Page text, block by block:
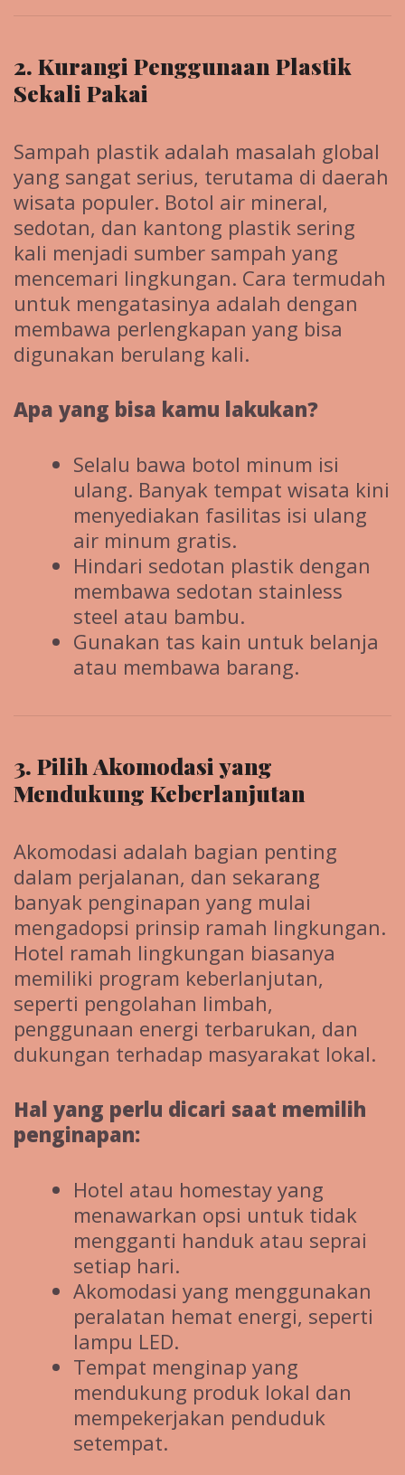
2. Kurangi Penggunaan Plastik
Sekali Pakai
Sampah plastik adalah masalah global
yang sangat serius, terutama di daerah
wisata populer. Botol air mineral,
sedotan, dan kantong plastik sering
kali menjadi sumber sampah yang
mencemari lingkungan. Cara termudah
untuk mengatasinya adalah dengan
membawa perlengkapan yang bisa
digunakan berulang kali.
Apa yang bisa kamu lakukan?
Selalu bawa botol minum isi
ulang. Banyak tempat wisata kini
menyediakan fasilitas isi ulang
air minum gratis.
Hindari sedotan plastik dengan
membawa sedotan stainless
steel atau bambu.
Gunakan tas kain untuk belanja
atau membawa barang.
3. Pilih Akomodasi yang
Mendukung Keberlanjutan
Akomodasi adalah bagian penting
dalam perjalanan, dan sekarang
banyak penginapan yang mulai
mengadopsi prinsip ramah lingkungan.
Hotel ramah lingkungan biasanya
memiliki program keberlanjutan,
seperti pengolahan limbah,
penggunaan energi terbarukan, dan
dukungan terhadap masyarakat lokal.
Hal yang perlu dicari saat memilih
penginapan:
Hotel atau homestay yang
menawarkan opsi untuk tidak
mengganti handuk atau seprai
setiap hari.
Akomodasi yang menggunakan
peralatan hemat energi, seperti
lampu LED.
Tempat menginap yang
mendukung produk lokal dan
mempekerjakan penduduk
setempat.